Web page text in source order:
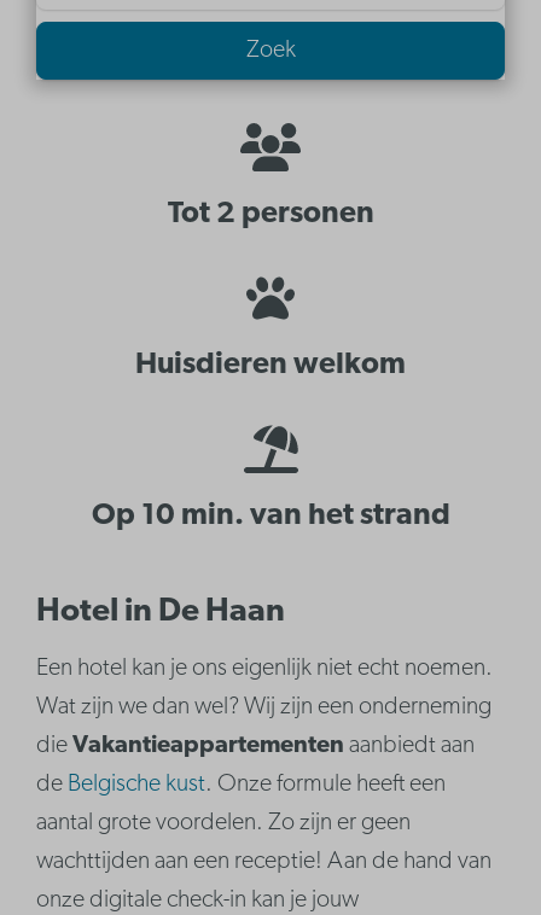
Zoek
Tot 2 personen
Huisdieren welkom
Op 10 min. van het strand
Hotel in De Haan
Een hotel kan je ons eigenlijk niet echt noemen.
Wat zijn we dan wel? Wij zijn een onderneming
dieVakantieappartementenaanbiedt aan
de Belgische kust. Onze formule heeft een
aantal grote voordelen. Zo zijn er geen
wachttijden aan een receptie! Aan de hand van
onze digitale check-in kan je jouw